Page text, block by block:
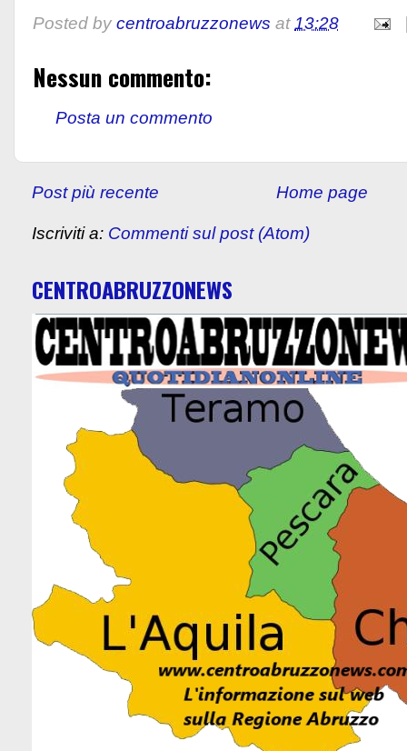
Posted by centroabruzzonews at13:28
Nessun commento:
Posta un commento
Post più recente Home page
Iscriviti a: Commenti sul post (Atom)
CENTROABRUZZONEWS